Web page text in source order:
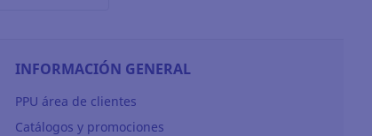
INFORMACIÓN GENERAL
PPU área de clientes
Catálogos y promociones